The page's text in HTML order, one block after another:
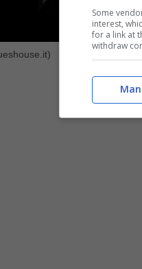
Some
interest,
for a link at
withdraw